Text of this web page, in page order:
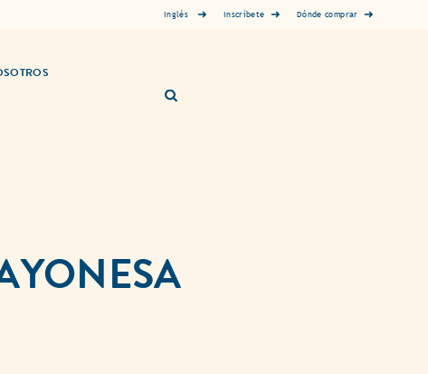
Inglés Inscríbete Dónde comprar